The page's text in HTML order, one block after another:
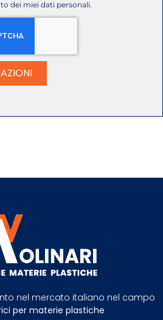
dei miei dati personali.
nel mercato italiano nel campo
per materie plastiche